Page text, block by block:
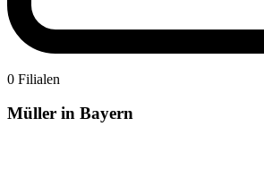
0 Filialen
Müller in Bayern